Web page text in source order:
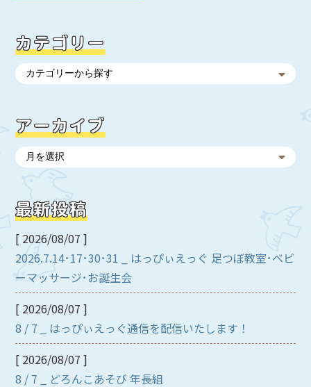
カテゴリー
アーカイブ
最新投稿
[ 2026/08/07 ]
2026.7.14･17･30･31 _ はっぴぃえっぐ 足つぼ教室･ベビ
ーマッサージ･お誕生会
[ 2026/08/07 ]
8 / 7 _ はっぴぃえっぐ通信を配信いたします！
[ 2026/08/07 ]
8 / 7 _ どろんこあそび 年長組